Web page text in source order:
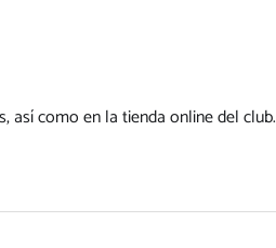
así como en la tienda online del club.